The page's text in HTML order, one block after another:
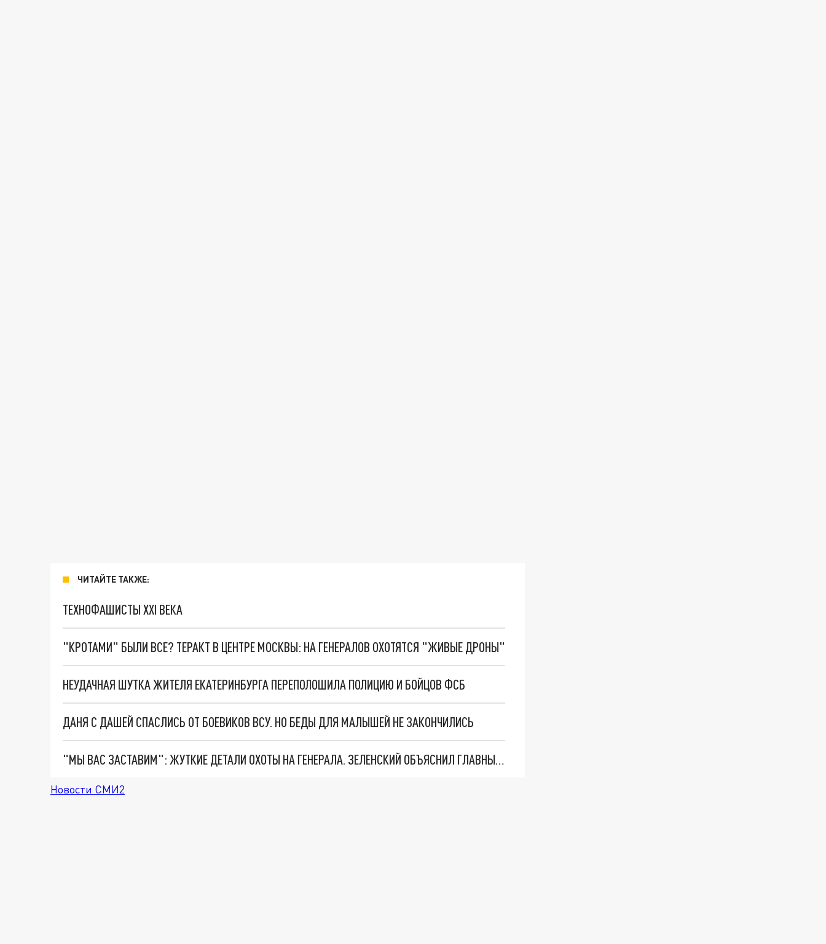
ЧИТАЙТЕ ТАКЖЕ:
ТЕХНОФАШИСТЫ XXI ВЕКА
"КРОТАМИ" БЫЛИ ВСЕ? ТЕРАКТ В ЦЕНТРЕ МОСКВЫ: НА ГЕНЕРАЛОВ ОХОТЯТСЯ "ЖИВЫЕ ДРОНЫ"
НЕУДАЧНАЯ ШУТКА ЖИТЕЛЯ ЕКАТЕРИНБУРГА ПЕРЕПОЛОШИЛА ПОЛИЦИЮ И БОЙЦОВ ФСБ
ДАНЯ С ДАШЕЙ СПАСЛИСЬ ОТ БОЕВИКОВ ВСУ. НО БЕДЫ ДЛЯ МАЛЫШЕЙ НЕ ЗАКОНЧИЛИСЬ
"МЫ ВАС ЗАСТАВИМ": ЖУТКИЕ ДЕТАЛИ ОХОТЫ НА ГЕНЕРАЛА. ЗЕЛЕНСКИЙ ОБЪЯСНИЛ ГЛАВНЫЙ СМЫСЛ ТЕРАКТА В ЦЕНТРЕ МОСКВЫ
Новости СМИ2